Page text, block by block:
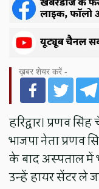
ख़बर शेयर करें -
हरिद्वार। प्रणव
भाजपा नेता प्रणव
के बाद अस्पताल में
उन्हें हायर सेंटर ले